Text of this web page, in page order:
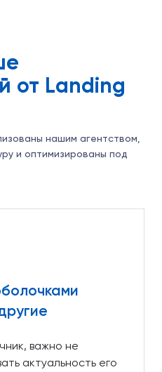
от Landing
нашим агентством,
и оптимизированы под
важно не
актуальность его